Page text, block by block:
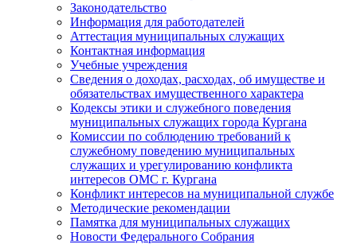
Законодательство
Информация для работодателей
Аттестация муниципальных служащих
Контактная информация
Учебные учреждения
Сведения о доходах, расходах, об имуществе и
обязательствах имущественного характера
Кодексы этики и служебного поведения
муниципальных служащих города Кургана
Комиссии по соблюдению требований к
служебному поведению муниципальных
служащих и урегулированию конфликта
интересов ОМС г. Кургана
Конфликт интересов на муниципальной службе
Методические рекомендации
Памятка для муниципальных служащих
Новости Федерального Cобрания